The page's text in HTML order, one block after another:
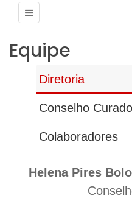
Equipe
Diretoria
Conselho
Colaboradores
Helena Pires